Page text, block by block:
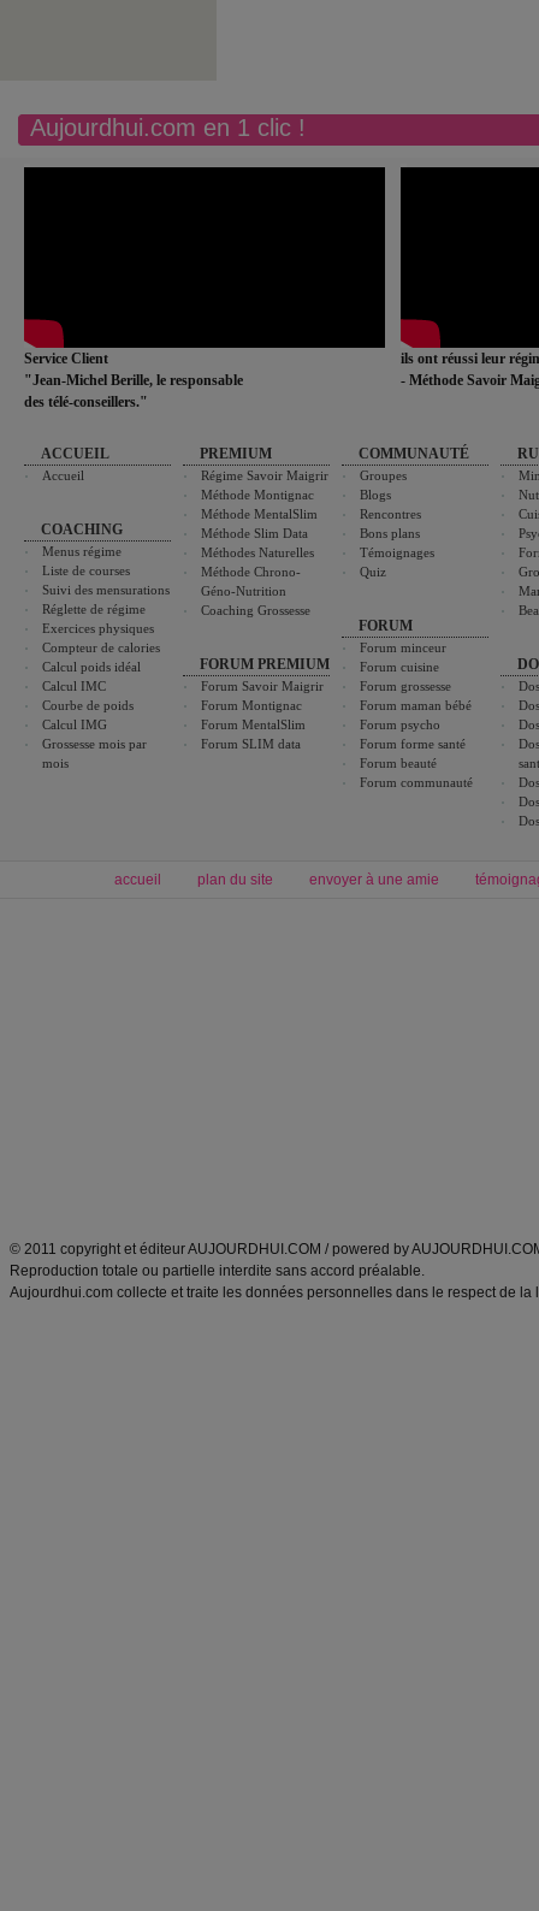
Aujourdhui.com en 1 clic !
Service Client
"Jean-Michel Berille, le responsable
des télé-conseillers."
ils ont réussi leur
- Méthode Savoir
ACCUEIL
Accueil
COACHING
Menus régime
Liste de courses
Suivi des mensurations
Réglette de régime
Exercices physiques
Compteur de calories
Calcul poids idéal
Calcul IMC
Courbe de poids
Calcul IMG
Grossesse mois par
mois
PREMIUM
Régime Savoir Maigrir
Méthode Montignac
Méthode MentalSlim
Méthode Slim Data
Méthodes Naturelles
Méthode Chrono-
Géno-Nutrition
Coaching Grossesse
FORUM PREMIUM
Forum Savoir Maigrir
Forum Montignac
Forum MentalSlim
Forum SLIM data
COMMUNAUTÉ
Groupes
Blogs
Rencontres
Bons plans
Témoignages
Quiz
FORUM
Forum minceur
Forum cuisine
Forum grossesse
Forum maman bébé
Forum psycho
Forum forme santé
Forum beauté
Forum communauté
accueil plan du site envoyer à une amie
© 2011 copyright et éditeur AUJOURDHUI.COM / powered by
Reproduction totale ou partielle interdite sans accord préalable.
Aujourdhui.com collecte et traite les données personnelles dans le respect de